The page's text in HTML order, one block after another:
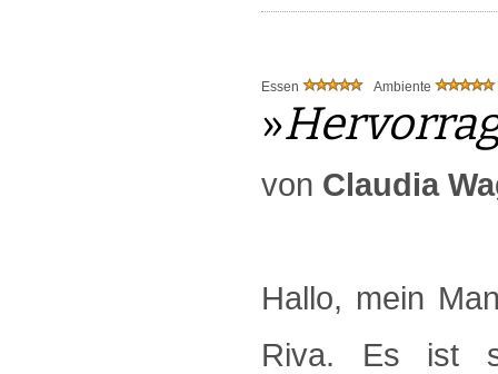
Essen Ambiente
»
von Claudia
Hallo, mein
Riva. Es ist